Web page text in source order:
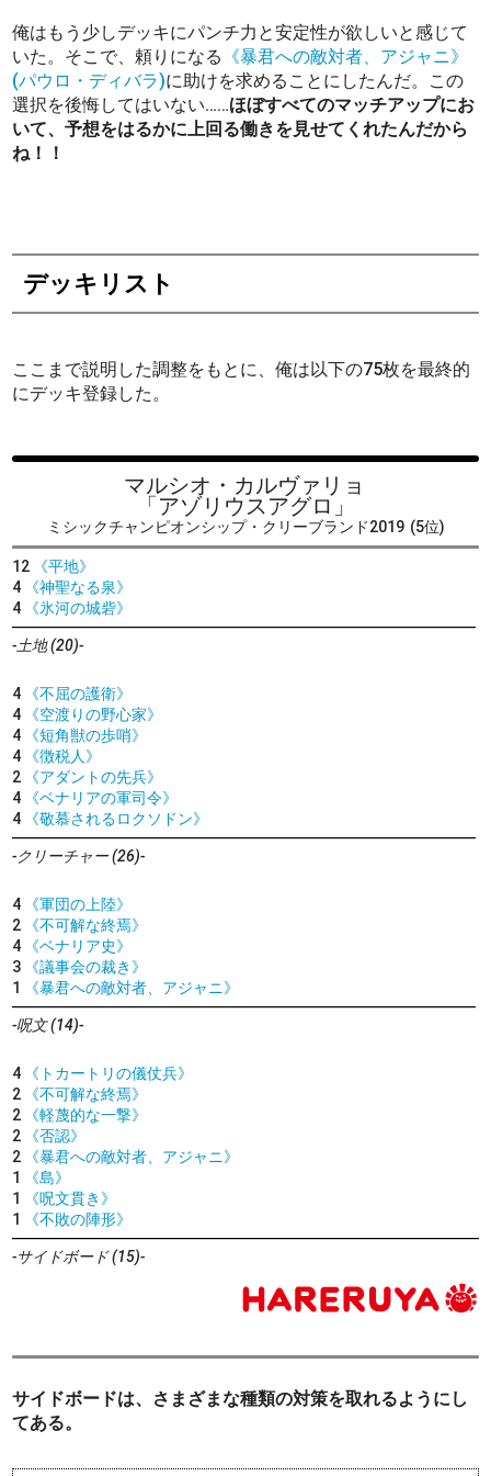
俺はもう少しデッキにパンチ力と安定性が欲しいと感じて
いた。そこで、頼りになる 《暴君への敵対者、アジャニ》
(パウロ・ディバラ)に助けを求めることにしたんだ。この
選択を後悔してはいない……ほぼすべてのマッチアップにお
いて、予想をはるかに上回る働きを見せてくれたんだから
ね！！
デッキリスト
ここまで説明した調整をもとに、俺は以下の75枚を最終的
にデッキ登録した。
マルシオ・カルヴァリョ
「アゾリウスアグロ」
ミシックチャンピオンシップ・クリーブランド2019 (5位)
12
《平地》
4
《神聖なる泉》
4
《氷河の城砦》
-土地 (20)-
4
《不屈の護衛》
4
《空渡りの野心家》
4
《短角獣の歩哨》
4
《徴税人》
2
《アダントの先兵》
4
《ベナリアの軍司令》
4
《敬慕されるロクソドン》
-クリーチャー (26)-
4
《軍団の上陸》
2
《不可解な終焉》
4
《ベナリア史》
3
《議事会の裁き》
1
《暴君への敵対者、アジャニ》
-呪文 (14)-
4
《トカートリの儀仗兵》
2
《不可解な終焉》
2
《軽蔑的な一撃》
2
《否認》
2
《暴君への敵対者、アジャニ》
1
《島》
1
《呪文貫き》
1
《不敗の陣形》
-サイドボード (15)-
サイドボードは、さまざまな種類の対策を取れるようにし
てある。